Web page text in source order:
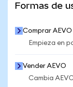
Formas de
Comprar AEVO
Empieza en
Vender AEVO
Cambia